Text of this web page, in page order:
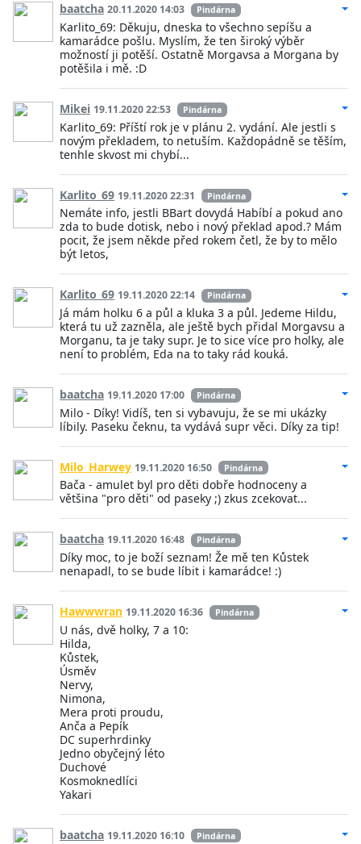
baatcha 20.11.2020 14:03 Pindárna
Karlito_69: Děkuju, dneska to všechno sepíšu a
kamarádce pošlu. Myslím, že ten široký výběr
možností ji potěší. Ostatně Morgavsa a Morgana by
potěšila i mě. :D
Mikei 19.11.2020 22:53 Pindárna
Karlito_69: Příští rok je v plánu 2. vydání. Ale jestli s
novým překladem, to netuším. Každopádně se těším,
tenhle skvost mi chybí...
Karlito_69 19.11.2020 22:31 Pindárna
Nemáte info, jestli BBart dovydá Habíbí a pokud ano
zda to bude dotisk, nebo i nový překlad apod.? Mám
pocit, že jsem někde před rokem četl, že by to mělo
být letos,
Karlito_69 19.11.2020 22:14 Pindárna
Já mám holku 6 a půl a kluka 3 a půl. Jedeme Hildu,
která tu už zazněla, ale ještě bych přidal Morgavsu a
Morganu, ta je taky supr. Je to sice více pro holky, ale
není to problém, Eda na to taky rád kouká.
baatcha 19.11.2020 17:00 Pindárna
Milo - Díky! Vidíš, ten si vybavuju, že se mi ukázky
líbily. Paseku čeknu, ta vydává supr věci. Díky za tip!
Milo_Harwey 19.11.2020 16:50 Pindárna
Bača - amulet byl pro děti dobře hodnoceny a
většina "pro děti" od paseky ;) zkus zcekovat...
baatcha 19.11.2020 16:48 Pindárna
Díky moc, to je boží seznam! Že mě ten Kůstek
nenapadl, to se bude líbit i kamarádce! :)
Hawwwran 19.11.2020 16:36 Pindárna
U nás, dvě holky, 7 a 10:
Hilda,
Kůstek,
Úsměv
Nervy,
Nimona,
Mera proti proudu,
Anča a Pepík
DC superhrdinky
Jedno obyčejný léto
Duchové
Kosmoknedlíci
Yakari
baatcha 19.11.2020 16:10 Pindárna